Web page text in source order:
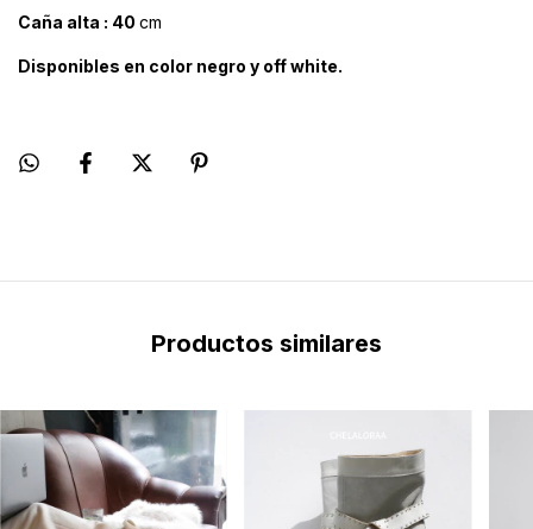
Caña alta : 40 cm
Disponibles en color negro y off white.
Productos similares